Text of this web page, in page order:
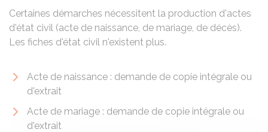
Certaines démarches nécessitent la production d'actes
d'état civil (acte de naissance, de mariage, de décès).
Les fiches d'état civil n'existent plus.
Acte de naissance : demande de copie intégrale ou
d'extrait
Acte de mariage : demande de copie intégrale ou
d'extrait